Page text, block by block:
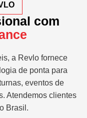
com
a Revlo fornece
de ponta para
eventos de
Atendemos clientes
Brasil.